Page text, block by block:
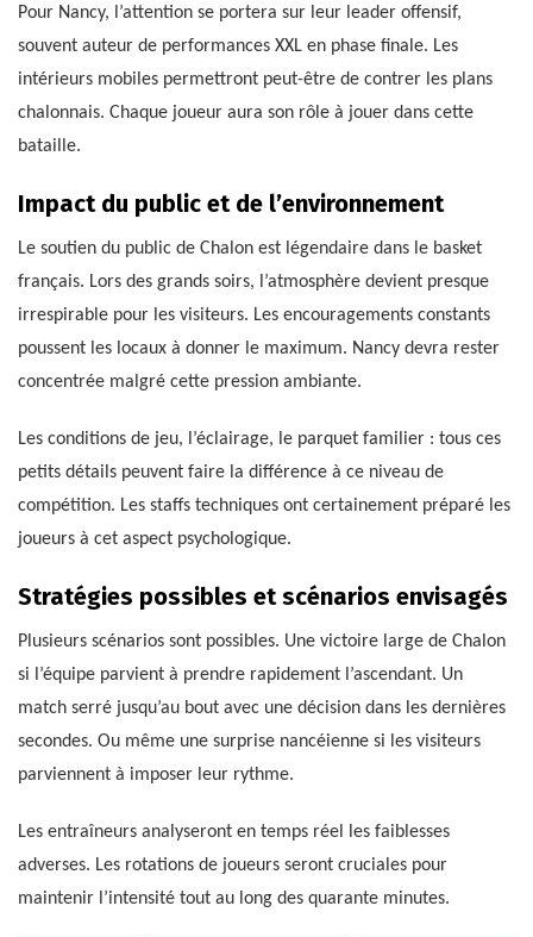
Pour Nancy, l’attention se portera sur leur leader offensif,
souvent auteur de performances XXL en phase finale. Les
intérieurs mobiles permettront peut-être de contrer les plans
chalonnais. Chaque joueur aura son rôle à jouer dans cette
bataille.
Impact du public et de l’environnement
Le soutien du public de Chalon est légendaire dans le basket
français. Lors des grands soirs, l’atmosphère devient presque
irrespirable pour les visiteurs. Les encouragements constants
poussent les locaux à donner le maximum. Nancy devra rester
concentrée malgré cette pression ambiante.
Les conditions de jeu, l’éclairage, le parquet familier : tous ces
petits détails peuvent faire la différence à ce niveau de
compétition. Les staffs techniques ont certainement préparé les
joueurs à cet aspect psychologique.
Stratégies possibles et scénarios envisagés
Plusieurs scénarios sont possibles. Une victoire large de Chalon
si l’équipe parvient à prendre rapidement l’ascendant. Un
match serré jusqu’au bout avec une décision dans les dernières
secondes. Ou même une surprise nancéienne si les visiteurs
parviennent à imposer leur rythme.
Les entraîneurs analyseront en temps réel les faiblesses
adverses. Les rotations de joueurs seront cruciales pour
maintenir l’intensité tout au long des quarante minutes.